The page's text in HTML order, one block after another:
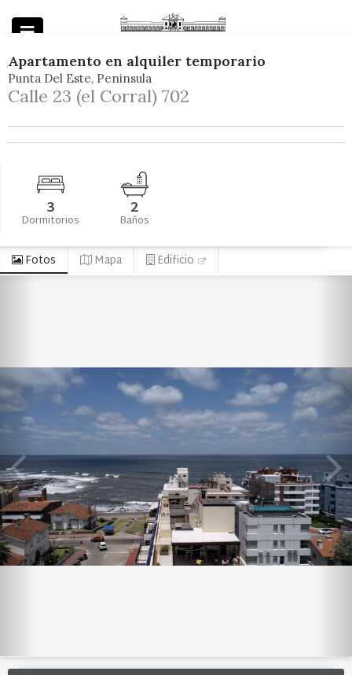
Apartamento en alquiler temporario
Punta Del Este Peninsula
Calle 23 (el Corral) 702
3
Dormitorios 2
Baños
Fotos Mapa Edificio